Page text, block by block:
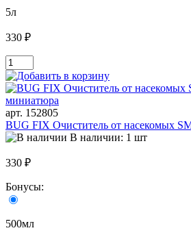
5л
330 ₽
арт. 152805
BUG FIX Очиститель от насекомых
В наличии: 1 шт
330 ₽
Бонусы:
500мл